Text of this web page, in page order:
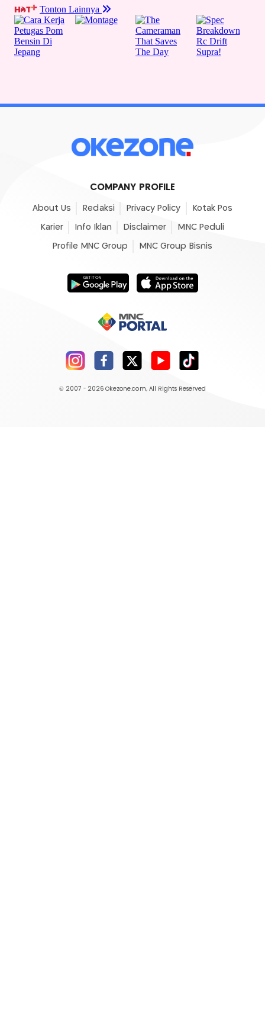
COMPANY PROFILE
About Us Redaksi Privacy Policy Kotak Pos
Karier Info Iklan Disclaimer MNC Peduli
Profile MNC Group MNC Group Bisnis
© 2007 - 2026 Okezone.com, All Rights Reserved